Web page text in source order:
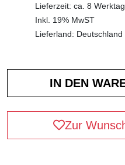
Lieferzeit: ca. 8
Inkl. 19% MwST
Lieferland: Deutschland
Zur